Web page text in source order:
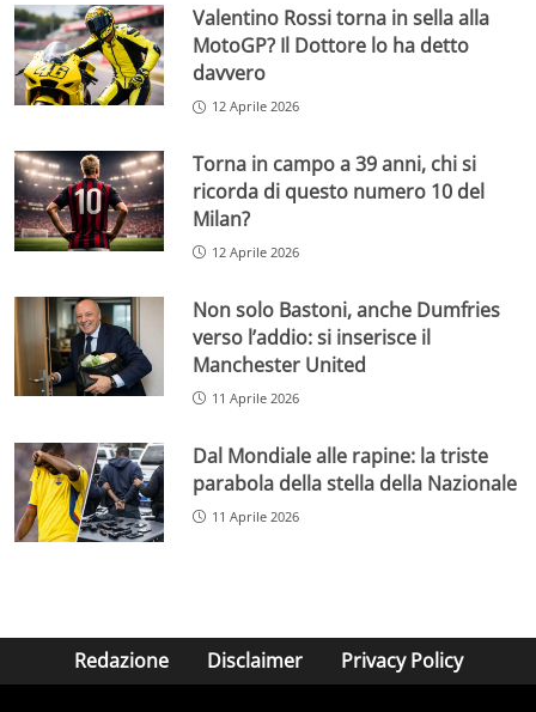
Valentino Rossi torna in sella alla
MotoGP? Il Dottore lo ha detto
davvero
12 Aprile 2026
Torna in campo a 39 anni, chi si
ricorda di questo numero 10 del
Milan?
12 Aprile 2026
Non solo Bastoni, anche Dumfries
verso l’addio: si inserisce il
Manchester United
11 Aprile 2026
Dal Mondiale alle rapine: la triste
parabola della stella della Nazionale
11 Aprile 2026
Redazione Disclaimer Privacy Policy